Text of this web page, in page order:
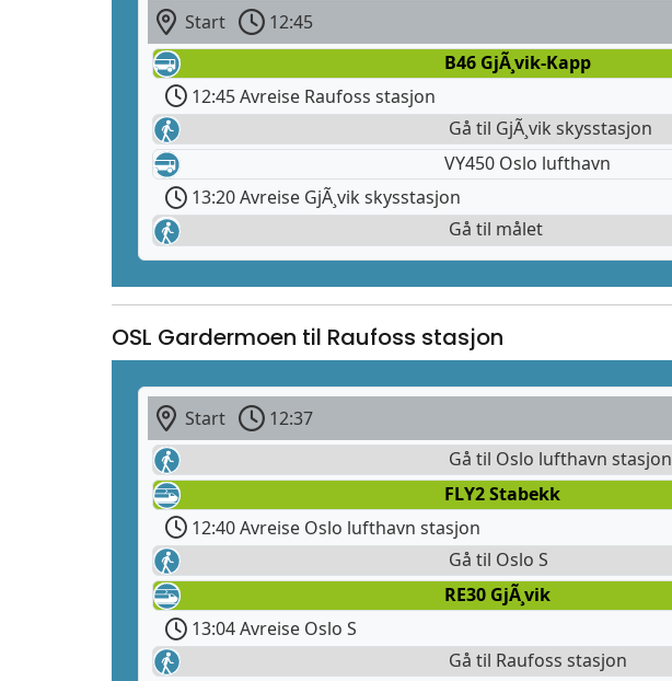
Start 12:45
B46 GjÃ¸vik-Kapp
12:45 Avreise Raufoss stasjon
Gå til GjÃ¸vik skysstasjon
VY450 Oslo lufthavn
13:20 Avreise GjÃ¸vik skysstasjon
Gå til målet
OSL Gardermoen til Raufoss stasjon
Start 12:37
Gå til Oslo lufthavn stasjon
FLY2 Stabekk
12:40 Avreise Oslo lufthavn stasjon
Gå til Oslo S
RE30 GjÃ¸vik
13:04 Avreise Oslo S
Gå til Raufoss stasjon